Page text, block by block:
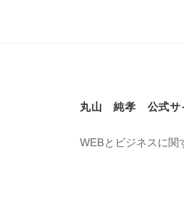
丸山 純孝 公式サ
WEBとビジネスに関